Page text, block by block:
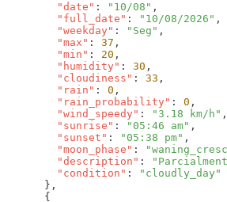
        "date"
: "10/08"
        "full_date"
: "10/08/2026"
        "weekday"
: "Seg"
        "max"
: 37
        "min"
: 20
        "humidity"
: 30
        "cloudiness"
: 33
        "rain"
: 0
        "rain_probability"
: 0
        "wind_speedy"
: "3.18 km/h"
        "sunrise"
: "05:46 am"
        "sunset"
: "05:38 pm"
        "moon_phase"
:
        "description"
:
        "condition"
: